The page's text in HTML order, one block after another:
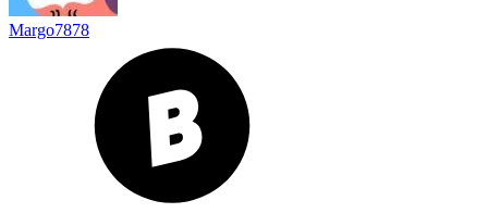
Margo7878